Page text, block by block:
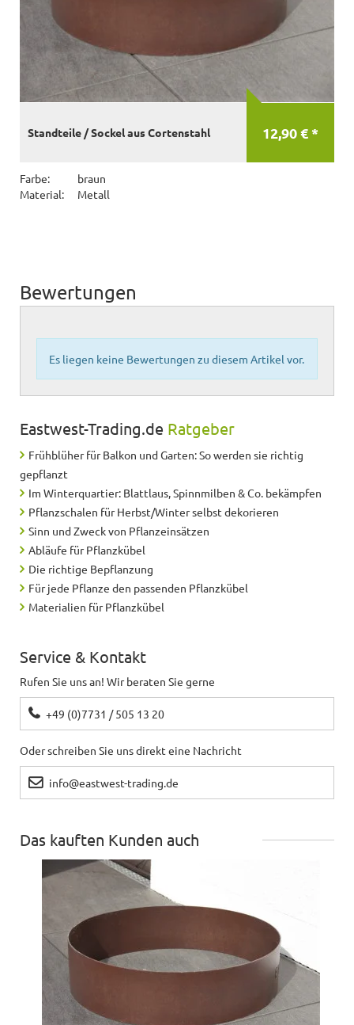
12,90 € *
Standteile / Sockel aus Cortenstahl
Farbe:
braun
Material:
Metall
Bewertungen
Es liegen keine Bewertungen zu diesem Artikel vor.
Eastwest-Trading.de Ratgeber
Frühblüher für Balkon und Garten: So werden sie richtig
gepflanzt
Im Winterquartier: Blattlaus, Spinnmilben & Co. bekämpfen
Pflanzschalen für Herbst/Winter selbst dekorieren
Sinn und Zweck von Pflanzeinsätzen
Abläufe für Pflanzkübel
Die richtige Bepflanzung
Für jede Pflanze den passenden Pflanzkübel
Materialien für Pflanzkübel
Service & Kontakt
Rufen Sie uns an! Wir beraten Sie gerne
+49 (0)7731 / 505 13 20
Oder schreiben Sie uns direkt eine Nachricht
info@eastwest-trading.de
Das kauften Kunden auch